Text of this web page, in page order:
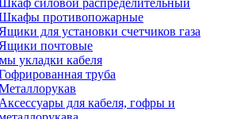
противопожарные
Ящики для установки счетчиков газа
Ящики почтовые
укладки кабеля
труба
Аксессуары для кабеля, гофры и